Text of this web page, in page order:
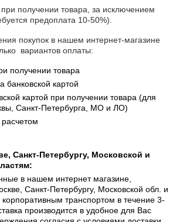
получении товара, за исключением
предоплата 10-50%).
покупок в нашем интернет-магазине
вариантов оплаты:
получении товара
банковской картой
картой при получении товара (для
Санкт-Петербурга, МО и ЛО)
Санкт-Петербургу, Московской и
в нашем интернет магазине,
Санкт-Петербургу, Московской обл. и
транспортом в течение 3-
производится в удобное для Вас